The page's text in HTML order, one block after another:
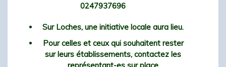
0247937696
Sur Loches, une initiative locale aura lieu.
Pour celles et ceux qui souhaitent rester
sur leurs établissements, contactez les